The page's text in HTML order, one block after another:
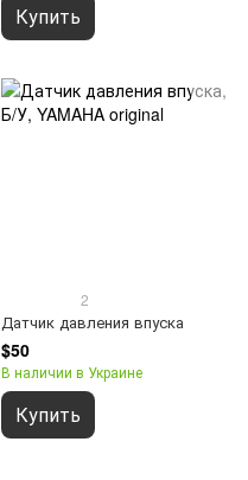
Купить
2
Датчик давления впуска
$50
В наличии в Украине
Купить